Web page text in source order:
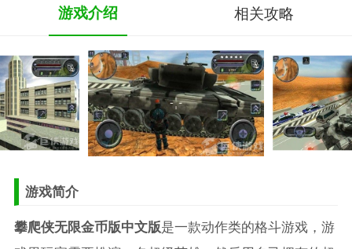
游戏介绍 相关攻略
游戏简介
攀爬侠无限金币版中文版是一款动作类的格斗游戏，游